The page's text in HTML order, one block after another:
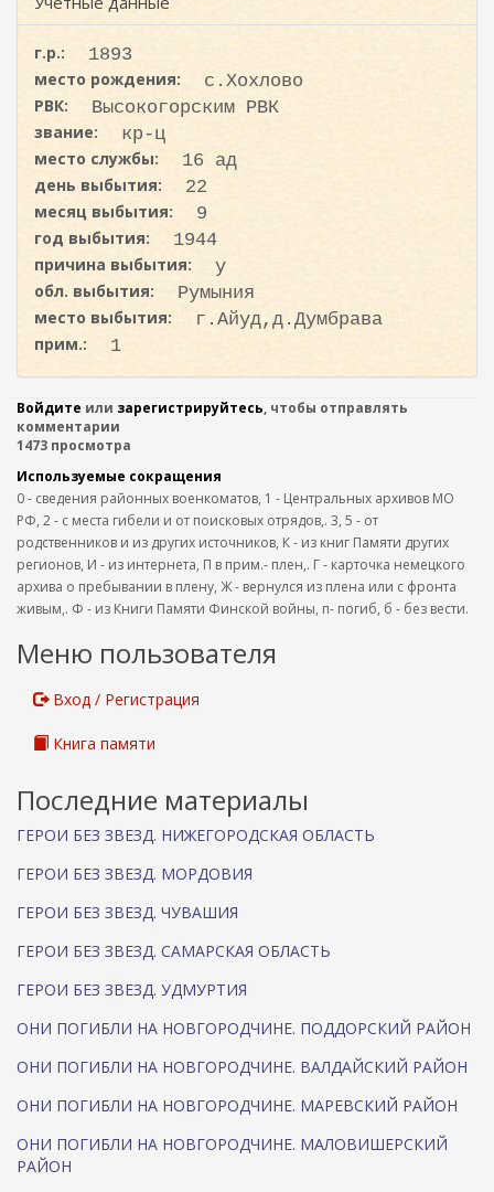
и
г.р.:
1893
место рождения:
с.Хохлово
РВК:
Высокогорским РВК
звание:
кр-ц
место службы:
16 ад
день выбытия:
22
месяц выбытия:
9
год выбытия:
1944
причина выбытия:
у
обл. выбытия:
Румыния
место выбытия:
г.Айуд,д.Думбрава
прим.:
1
Войдите или зарегистрируйтесь, чтобы отправлять
комментарии
1473 просмотра
Используемые сокращения
0 - сведения районных военкоматов, 1 - Центральных архивов МО
РФ, 2 - с места гибели и от поисковых отрядов,. 3, 5 - от
родственников и из других источников, К - из книг Памяти других
регионов, И - из интернета, П в прим.- плен,. Г - карточка немецкого
архива о пребывании в плену, Ж - вернулся из плена или с фронта
живым,. Ф - из Книги Памяти Финской войны, п- погиб, б - без вести.
Меню пользователя
Вход / Регистрация
Книга памяти
Последние материалы
ГЕРОИ БЕЗ ЗВЕЗД. НИЖЕГОРОДСКАЯ ОБЛАСТЬ
ГЕРОИ БЕЗ ЗВЕЗД. МОРДОВИЯ
ГЕРОИ БЕЗ ЗВЕЗД. ЧУВАШИЯ
ГЕРОИ БЕЗ ЗВЕЗД. САМАРСКАЯ ОБЛАСТЬ
ГЕРОИ БЕЗ ЗВЕЗД. УДМУРТИЯ
ОНИ ПОГИБЛИ НА НОВГОРОДЧИНЕ. ПОДДОРСКИЙ РАЙОН
ОНИ ПОГИБЛИ НА НОВГОРОДЧИНЕ. ВАЛДАЙСКИЙ РАЙОН
ОНИ ПОГИБЛИ НА НОВГОРОДЧИНЕ. МАРЕВСКИЙ РАЙОН
ОНИ ПОГИБЛИ НА НОВГОРОДЧИНЕ. МАЛОВИШЕРСКИЙ
РАЙОН